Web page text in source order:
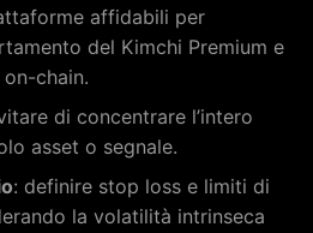
affidabili per
del Kimchi Premium e
chain.
di concentrare l’intero
asset o segnale.
: definire stop loss e limiti di
la volatilità intrinseca